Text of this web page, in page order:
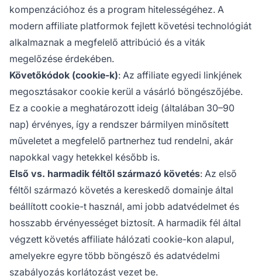
kompenzációhoz és a program hitelességéhez. A
modern affiliate platformok fejlett követési technológiát
alkalmaznak a megfelelő attribúció és a viták
megelőzése érdekében.
Követőkódok (cookie-k): Az affiliate egyedi linkjének
megosztásakor cookie kerül a vásárló böngészőjébe.
Ez a cookie a meghatározott ideig (általában 30–90
nap) érvényes, így a rendszer bármilyen minősített
műveletet a megfelelő partnerhez tud rendelni, akár
napokkal vagy hetekkel később is.
Első vs. harmadik féltől származó követés: Az első
féltől származó követés a kereskedő domainje által
beállított cookie-t használ, ami jobb adatvédelmet és
hosszabb érvényességet biztosít. A harmadik fél által
végzett követés affiliate hálózati cookie-kon alapul,
amelyekre egyre több böngésző és adatvédelmi
szabályozás korlátozást vezet be.